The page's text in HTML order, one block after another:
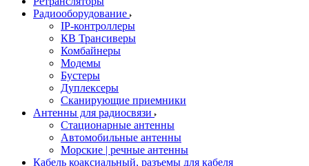
Радиооборудование
IP-контроллеры
КВ Трансиверы
Комбайнеры
Модемы
Бустеры
Дуплексеры
Сканирующие приемники
Антенны для радиосвязи
Стационарные антенны
Автомобильные антенны
Морские | речные антенны
Кабель коаксиальный, разъемы для кабеля